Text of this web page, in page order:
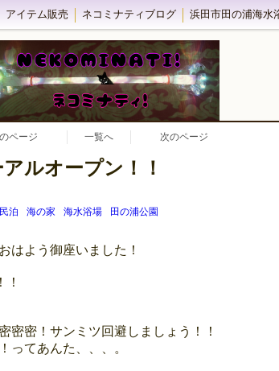
アイテム販売 ネコミナティブログ
ページ 一覧へ 次のページ
ルオープン！！
民泊 海の家 海水浴場 田の浦公園
はよう御座いました！
密密！サンミツ回避しましょう！！
ってあんた、、、。